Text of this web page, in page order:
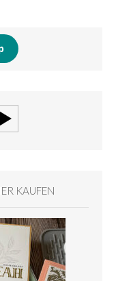
KAUFEN